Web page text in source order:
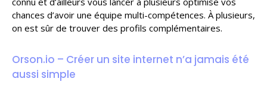
chances d’avoir une équipe multi-compétences. À plusieurs,
on est sûr de trouver des profils complémentaires.
Orson.io – Créer un site internet n’a jamais été
aussi simple